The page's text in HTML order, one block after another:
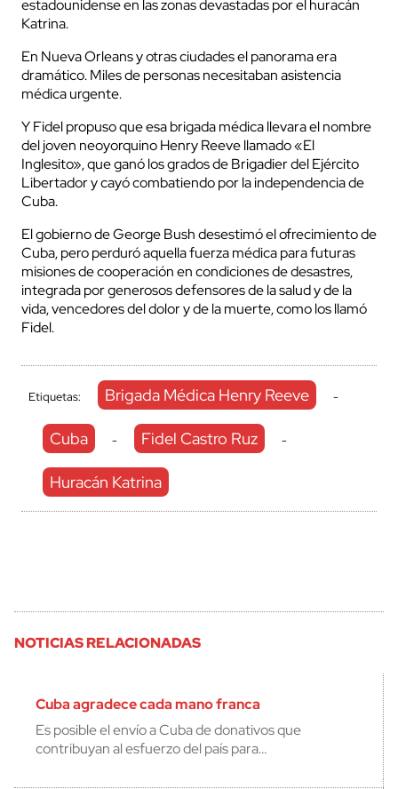
estadounidense en las zonas devastadas por el huracán
Katrina.
En Nueva Orleans y otras ciudades el panorama era
dramático. Miles de personas necesitaban asistencia
médica urgente.
Y Fidel propuso que esa brigada médica llevara el nombre
del joven neoyorquino Henry Reeve llamado «El
Inglesito», que ganó los grados de Brigadier del Ejército
Libertador y cayó combatiendo por la independencia de
Cuba.
El gobierno de George Bush desestimó el ofrecimiento de
Cuba, pero perduró aquella fuerza médica para futuras
misiones de cooperación en condiciones de desastres,
integrada por generosos defensores de la salud y de la
vida, vencedores del dolor y de la muerte, como los llamó
Fidel.
Etiquetas: Brigada Médica Henry Reeve -
Cuba - Fidel Castro Ruz -
Huracán Katrina
NOTICIAS RELACIONADAS
Cuba agradece cada mano franca
Es posible el envío a Cuba de donativos que
contribuyan al esfuerzo del país para…